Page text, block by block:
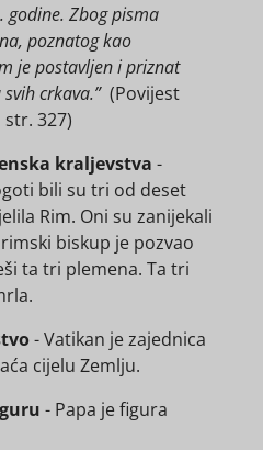
godine. Zbog pisma
poznatog kao
je postavljen i priznat
crkava.” (Povijest
str. 327)
kraljevstva -
bili su tri od deset
Rim. Oni su zanijekali
biskup je pozvao
ta tri plemena. Ta tri
- Vatikan je zajednica
cijelu Zemlju.
- Papa je figura